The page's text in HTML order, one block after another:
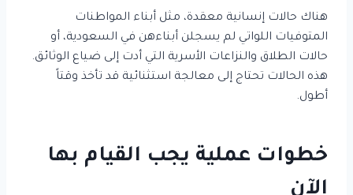
هناك حالات إنسانية معقدة، مثل أبناء المواطنات
المتوفيات اللواتي لم يسجلن أبناءهن في السعودية، أو
حالات الطلاق والنزاعات الأسرية التي أدت إلى ضياع الوثائق.
هذه الحالات تحتاج إلى معالجة استثنائية قد تأخذ وقتاً
أطول.
خطوات عملية يجب القيام بها
الآن